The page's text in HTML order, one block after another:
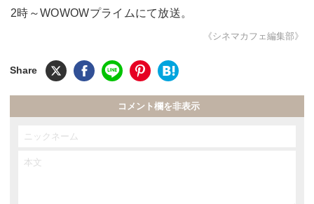
2時～WOWOWプライムにて放送。
《シネマカフェ編集部》
コメント欄を非表示